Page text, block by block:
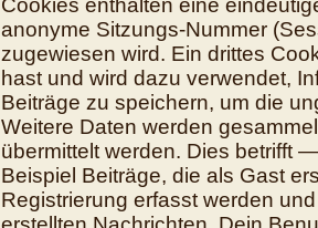
Cookies enthalten eine
anonyme Sitzungs-Nummer
zugewiesen wird. Ein drittes
hast und wird dazu verwendet,
Beiträge zu speichern, um die
Weitere Daten werden
übermittelt werden. Dies betrifft
Beispiel Beiträge, die als Gast
Registrierung erfasst werden